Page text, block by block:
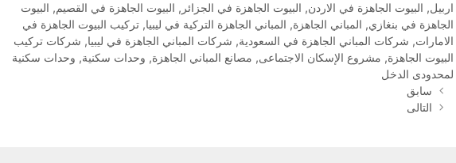
اربيل, البيوت الجاهزة في الاردن, البيوت الجاهزة في الجزائر , البيوت الجاهزة في القصيم, البيوت
الجاهزة في بنغازي, المباني الجاهزة, المباني الجاهزة التركية في ليبيا, تركيب البيوت الجاهزة في
الامارات, شركات المباني الجاهزة في السعودية, شركات المباني الجاهزة في ليبيا, شركات تركيب
البيوت الجاهزة, مشروع الإسكان الاجتماعى, مصانع المباني الجاهزة, وحدات سكنية, وحدات سكنية
لمحدودى الدخل
سابق
التالى